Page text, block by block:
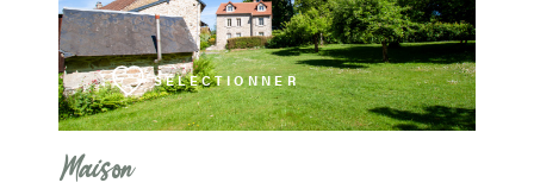
Maison
SÉLECTIONNER
VOIR LE BIEN